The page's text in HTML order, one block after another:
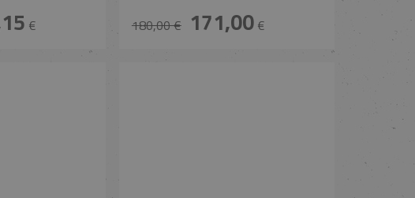
€ 180,00 € 171,00€